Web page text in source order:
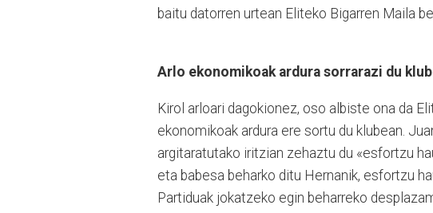
baitu datorren urtean Eliteko Bigarren Maila
Arlo ekonomikoak ardura sorrarazi du
Kirol arloari dagokionez, oso albiste ona da
ekonomikoak ardura ere sortu du klubean.
argitaratutako iritzian zehaztu du «esfortzu
eta babesa beharko ditu Hernanik, esfortzu
Partiduak jokatzeko egin beharreko